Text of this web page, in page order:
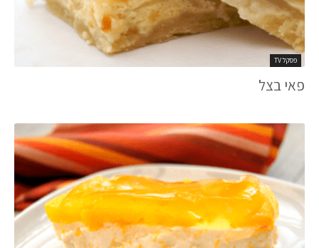
פסקל TV
פאי בצל